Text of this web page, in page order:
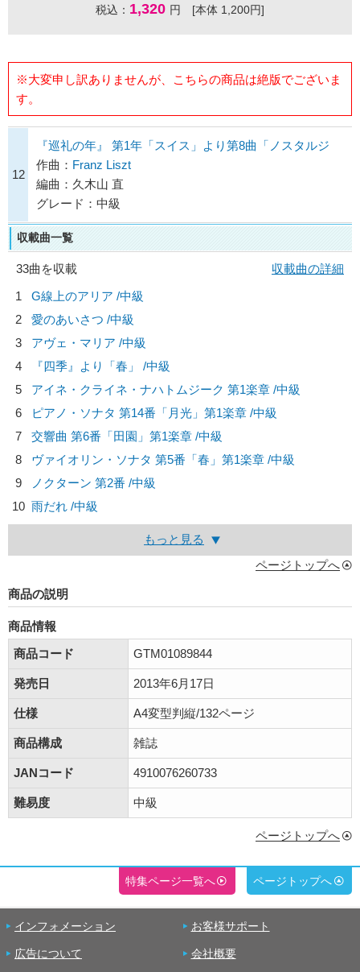
税込： 1,320 円 [本体 1,200円]
※大変申し訳ありませんが、こちらの商品は絶版でございま
す。
12
『巡礼の年』 第1年「スイス」より第8曲「ノスタルジ
作曲： Franz Liszt
編曲：久木山 直
グレード：中級
収載曲一覧
33曲を収載
収載曲の詳細
1
G線上のアリア /中級
2
愛のあいさつ /中級
3
アヴェ・マリア /中級
4
『四季』より「春」 /中級
5
アイネ・クライネ・ナハトムジーク 第1楽章 /中級
6
ピアノ・ソナタ 第14番「月光」第1楽章 /中級
7
交響曲 第6番「田園」第1楽章 /中級
8
ヴァイオリン・ソナタ 第5番「春」第1楽章 /中級
9
ノクターン 第2番 /中級
10 雨だれ /中級
もっと見る
ページトップへ
商品の説明
商品情報
商品コード
GTM01089844
発売日 2013年6月17日
仕様 A4変型判縦/132ページ
商品構成 雑誌
JANコード 4910076260733
難易度 中級
ページトップへ
特集ページ一覧へ ページトップへ
インフォメーション お客様サポート
広告について 会社概要